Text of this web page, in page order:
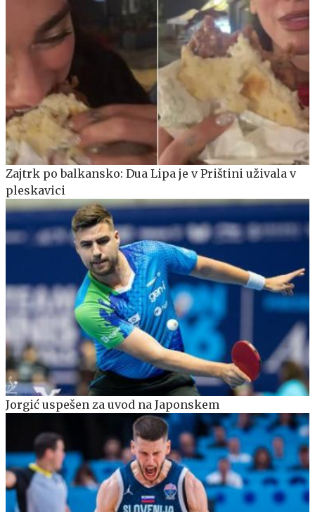
Zajtrk po balkansko: Dua Lipa je v Prištini uživala v
pleskavici
Jorgić uspešen za uvod na Japonskem